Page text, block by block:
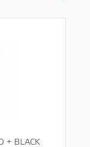
+ BLACK